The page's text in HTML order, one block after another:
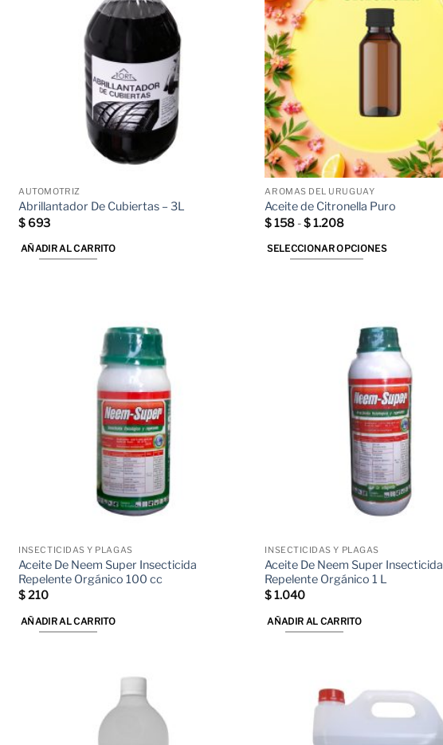
AUTOMOTRIZ
Abrillantador De Cubiertas – 3L
$ 693
AÑADIR AL CARRITO
AROMAS DEL URUGUAY
Aceite de Citronella Puro
$158 -$1.208Rango
precios:
desde
SELECCIONAR OPCIONES
INSECTICIDAS Y PLAGAS
Aceite De Neem Super Insecticida
Repelente Orgánico 100 cc
$210
AÑADIR AL CARRITO
INSECTICIDAS Y PLAGAS
Aceite De Neem Super Insecticida
Repelente Orgánico 1 L
$1.040
AÑADIR AL CARRITO